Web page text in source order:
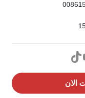
الان